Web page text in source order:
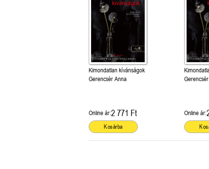
Kimondatlan kívánságok
Gerencsér Anna
Online ár:2 771 Ft
Kosárba
Online ár: